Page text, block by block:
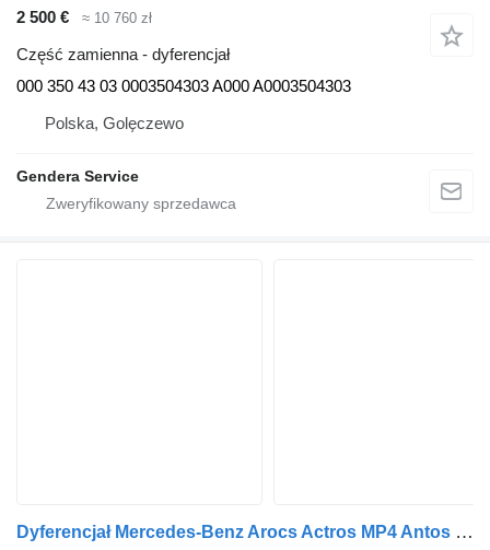
2 500 € ≈ 10 760 zł
Część zamienna - dyferencjał
000 350 43 03 0003504303 A000 A0003504303
Polska, Golęczewo
Gendera Service
Dyferencjał Mercedes-Benz Arocs Actros MP4 Antos 000 do ciągnika siodłowego Mercedes-Benz Actros MP4 Arocs Antos